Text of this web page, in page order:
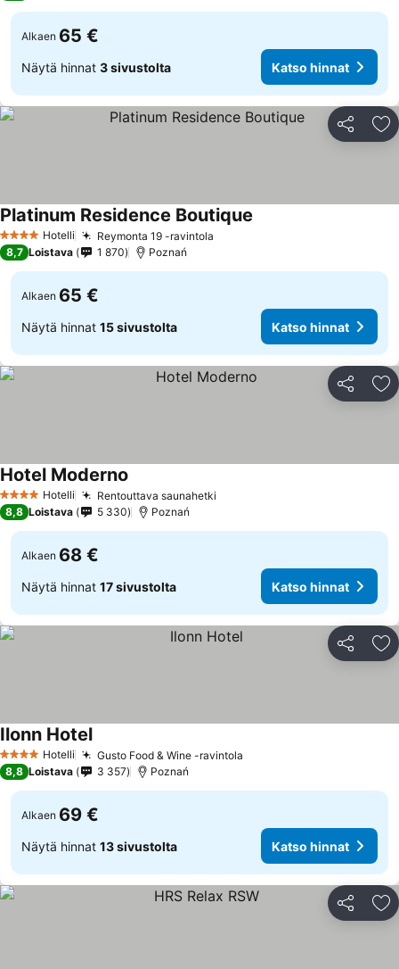
Alkaen 65 €
Näytä hinnat 3 sivustolta Katso hinnat
Jaa
4 Tähtiluokitus
Hotelli Reymonta 19 -ravintola
Platinum Residence Boutique
8,7 Loistava 1 870 Poznań
Alkaen 65 €
Näytä hinnat 15 sivustolta Katso hinnat
Jaa
4 Tähtiluokitus
Hotelli Rentouttava saunahetki
Hotel Moderno
8,8 Loistava 5 330 Poznań
Alkaen 68 €
Näytä hinnat 17 sivustolta Katso hinnat
Jaa
4 Tähtiluokitus
Hotelli Gusto Food & Wine -ravintola
Ilonn HotelKatso hinnat
8,8 Loistava 3 357 Poznań
Alkaen 69 €
Näytä hinnat 13 sivustolta Katso hinnat
Jaa